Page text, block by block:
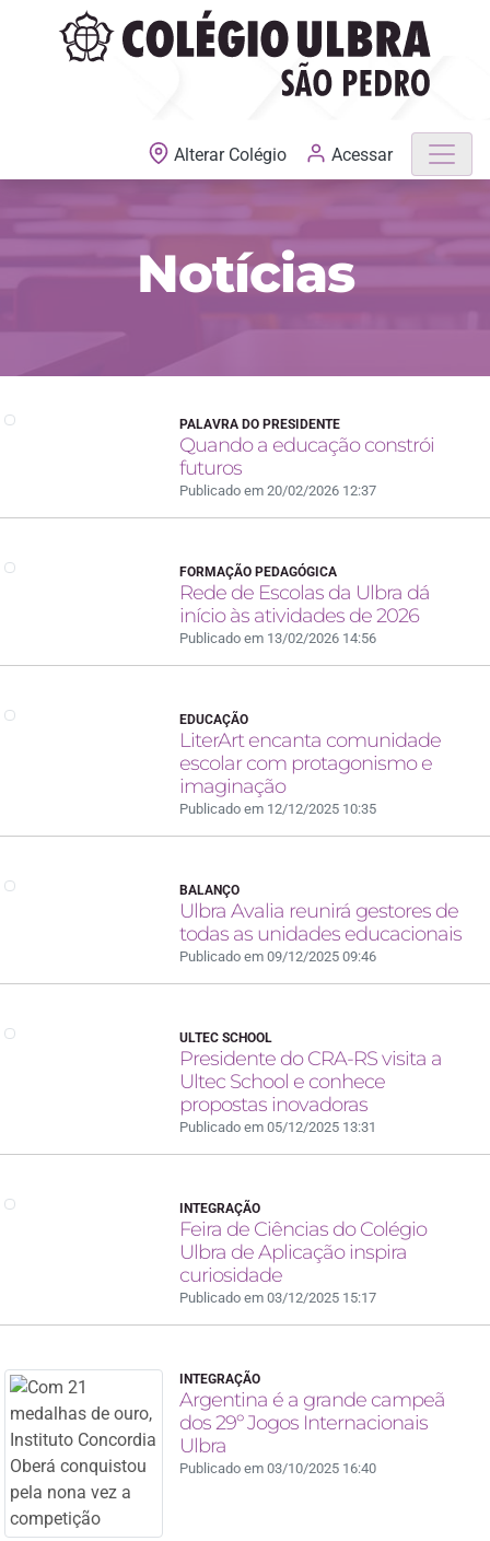
MATRÍCULAS ABERTAS
Alterar Colégio Acessar
Notícias
PALAVRA DO PRESIDENTE
Quando a educação constrói
futuros
Publicado em 20/02/2026 12:37
FORMAÇÃO PEDAGÓGICA
Rede de Escolas da Ulbra dá
início às atividades de 2026
Publicado em 13/02/2026 14:56
EDUCAÇÃO
LiterArt encanta comunidade
escolar com protagonismo e
imaginação
Publicado em 12/12/2025 10:35
BALANÇO
Ulbra Avalia reunirá gestores de
todas as unidades educacionais
Publicado em 09/12/2025 09:46
ULTEC SCHOOL
Presidente do CRA-RS visita a
Ultec School e conhece
propostas inovadoras
Publicado em 05/12/2025 13:31
INTEGRAÇÃO
Feira de Ciências do Colégio
Ulbra de Aplicação inspira
curiosidade
Publicado em 03/12/2025 15:17
INTEGRAÇÃO
Argentina é a grande campeã
dos 29º Jogos Internacionais
Ulbra
Publicado em 03/10/2025 16:40